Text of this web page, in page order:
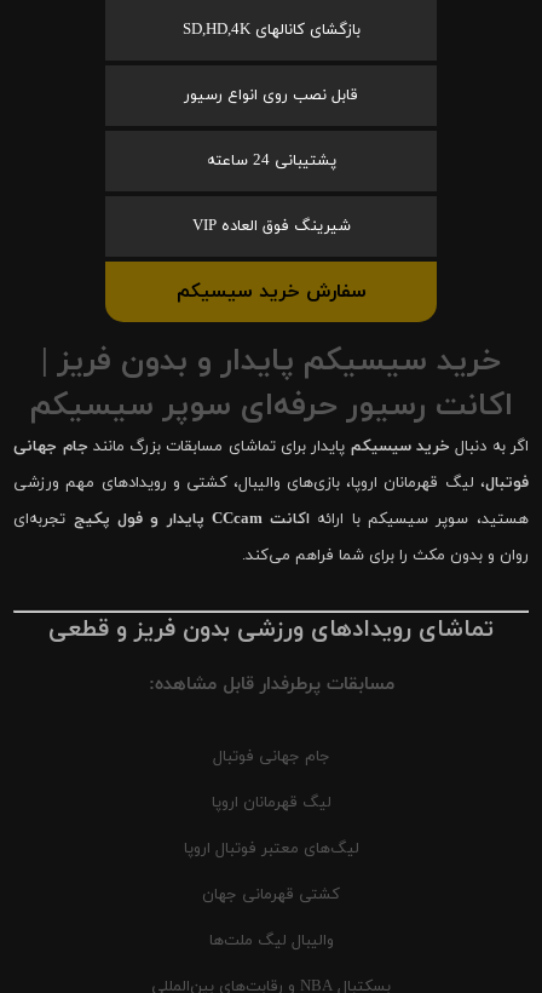
بازگشای کانالهای SD,HD,4K
قابل نصب روی انواع رسیور
پشتیبانی 24 ساعته
شیرینگ فوق العاده VIP
سفارش خرید سیسیکم
خرید سیسیکم پایدار و بدون فریز |
اکانت رسیور حرفه‌ای سوپر سیسیکم
اگر به دنبال خرید سیسیکم پایدار برای تماشای مسابقات بزرگ مانند جام جهانی
فوتبال، لیگ قهرمانان اروپا، بازی‌های والیبال، کشتی و رویدادهای مهم ورزشی
هستید، سوپر سیسیکم با ارائه اکانت CCcam پایدار و فول پکیج
تجربه‌ای
روان و بدون مکث را برای شما فراهم می‌کند.
تماشای رویدادهای ورزشی بدون فریز و قطعی
مسابقات پرطرفدار قابل مشاهده:
جام جهانی فوتبال
لیگ قهرمانان اروپا
لیگ‌های معتبر فوتبال اروپا
کشتی قهرمانی جهان
والیبال لیگ ملت‌ها
بسکتبال NBA و رقابت‌های بین‌المللی